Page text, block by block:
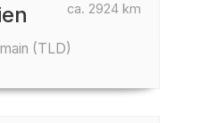
ca. 2924 km
(TLD)